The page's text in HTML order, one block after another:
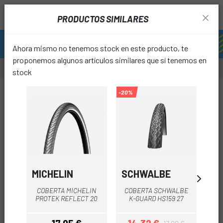
PRODUCTOS SIMILARES
Ahora mismo no tenemos stock en este producto, te
proponemos algunos artículos similares que sí tenemos en
stock
MICHELIN
COBERTA MICHELIN
PROTEK REFLECT 20
-20%
SCHWALBE
COBERTA SCHWALBE
K-GUARD HS159 27